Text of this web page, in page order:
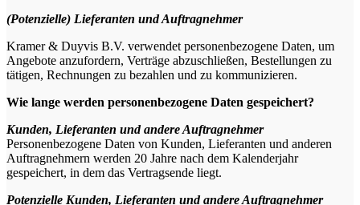
(Potenzielle) Lieferanten und Auftragnehmer
Kramer & Duyvis B.V. verwendet personenbezogene Daten, um
Angebote anzufordern, Verträge abzuschließen, Bestellungen zu
tätigen, Rechnungen zu bezahlen und zu kommunizieren.
Wie lange werden personenbezogene Daten gespeichert?
Kunden, Lieferanten und andere Auftragnehmer
Personenbezogene Daten von Kunden, Lieferanten und anderen
Auftragnehmern werden 20 Jahre nach dem Kalenderjahr
gespeichert, in dem das Vertragsende liegt.
Potenzielle Kunden, Lieferanten und andere Auftragnehmer